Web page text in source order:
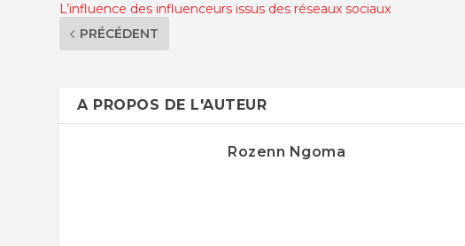
L’influence des influenceurs issus des réseaux sociaux
PRÉCÉDENT
A PROPOS DE L'AUTEUR
Rozenn Ngoma